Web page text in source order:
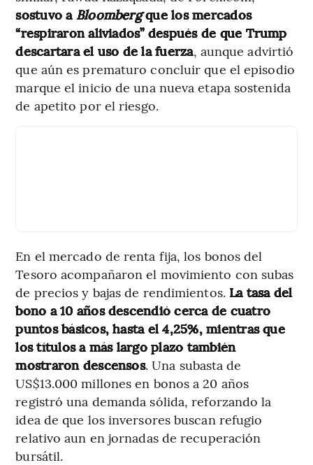
sostuvo a Bloombergque los mercados
“respiraron aliviados” después de que Trump
descartara el uso de la fuerza, aunque advirtió
que aún es prematuro concluir que el episodio
marque el inicio de una nueva etapa sostenida
de apetito por el riesgo.
En el mercado de renta fija, los bonos del
Tesoro acompañaron el movimiento con subas
de precios y bajas de rendimientos. La tasa del
bono a 10 años descendió cerca de cuatro
puntos básicos, hasta el 4,25%, mientras que
los títulos a más largo plazo también
mostraron descensos. Una subasta de
US$13.000 millones en bonos a 20 años
registró una demanda sólida, reforzando la
idea de que los inversores buscan refugio
relativo aun en jornadas de recuperación
bursátil.